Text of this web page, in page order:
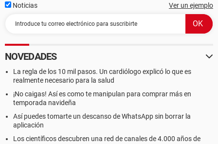
Noticias Ver un ejemplo
NOVEDADES
La regla de los 10 mil pasos. Un cardiólogo explicó lo que es
realmente necesario para la salud
¡No caigas! Así es como te manipulan para comprar más en
temporada navideña
Así puedes tomarte un descanso de WhatsApp sin borrar la
aplicación
Los científicos descubren una red de canales de 4.000 años de